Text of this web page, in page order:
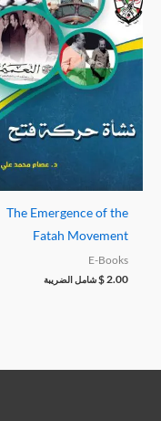
The Emergence of the
Fatah Movement
E-Books
$2.00 شامل الضريبة